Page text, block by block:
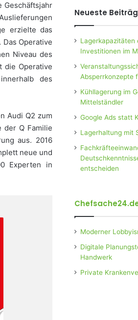
Geschäftsjahr
erzielte das
Operative
Niveau des
die Operative
des
Audi Q2 zum
der Q Familie
aus. 2016
neue und
Experten in
Neueste
Lagerkapazitäten
Investitionen im
Absperrkonzepte
Kühllagerung im
Mittelständler
Google Ads statt
Lagerhaltung mit
entscheiden
Moderner
Digitale
Handwerk
Private